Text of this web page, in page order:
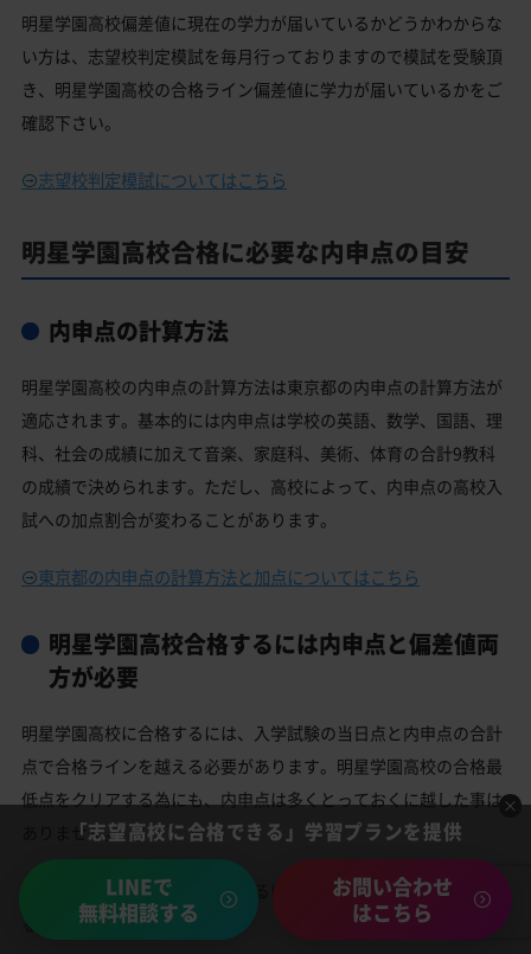
明星学園高校偏差値に現在の学力が届いているかどうかわからな
い方は、志望校判定模試を毎月行っておりますので模試を受験頂
き、明星学園高校の合格ライン偏差値に学力が届いているかをご
確認下さい。
志望校判定模試についてはこちら
明星学園高校合格に必要な内申点の目安
内申点の計算方法
明星学園高校の内申点の計算方法は東京都の内申点の計算方法が
適応されます。基本的には内申点は学校の英語、数学、国語、理
科、社会の成績に加えて音楽、家庭科、美術、体育の合計9教科
の成績で決められます。ただし、高校によって、内申点の高校入
試への加点割合が変わることがあります。
東京都の内申点の計算方法と加点についてはこちら
明星学園高校合格するには内申点と偏差値両
方が必要
明星学園高校に合格するには、入学試験の当日点と内申点の合計
点で合格ラインを越える必要があります。明星学園高校の合格最
低点をクリアする為にも、内申点は多くとっておくに越した事は
ありません。
ただ、「明星学園高校を受験するには内申点が低い」と悩んでい
る中学生でも大丈夫！
「志望高校に合格できる」学習プランを提供
LINEで
無料相談する
お問い合わせ
はこちら